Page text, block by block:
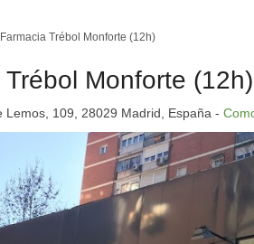
Farmacia Trébol Monforte (12h)
Trébol Monforte (12h)
Lemos, 109, 28029 Madrid, España -